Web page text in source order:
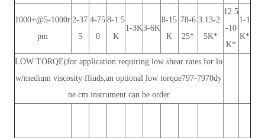
1000+@5-1000r
pm
2-37
5
4-75
0
8-1.5
K
1-3K3-6K
8-15
K
78-6
25*
3.13-2.
5K*
12.5
-10
K*
1-1
K*
LOW TORQE(for application requiring low shear rates for lo
w/medium viscosity fliuds,an optional low torque797-7970dy
ne.cm instrument can be order